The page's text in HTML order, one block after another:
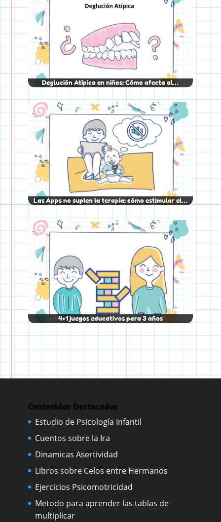
Deglución Atípica en niños: Cómo afecta al…
Las Apps no suplen la terapia: cómo estimular el…
4+1 juegos educativos para 3 años
Contenidos Destacados
Estudio de Psicología Infantil
Cuentos sobre la Ira
Dinamicas Asertividad
Libros sobre Celos entre Hermanos
Ejercicios Psicomotricidad
Metodo para aprender las tablas de
multiplicar